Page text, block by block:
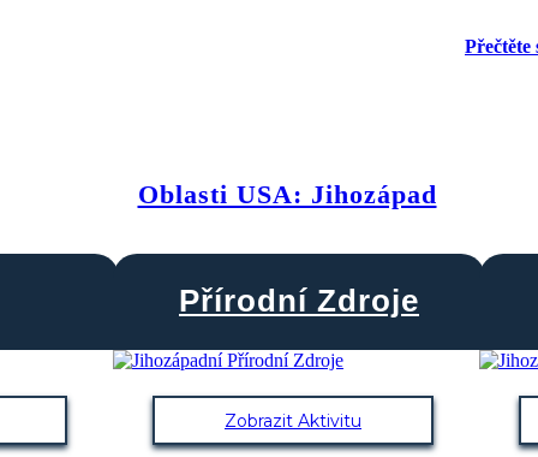
Přečtěte
Oblasti USA: Jihozápad
Přírodní Zdroje
Zobrazit Aktivitu